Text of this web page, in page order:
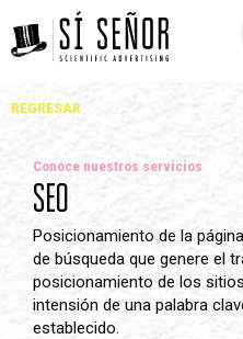
REGRESAR
Conoce nuestros servicios
SEO
Posicionamiento de la
de búsqueda que genere el
posicionamiento de los
intensión de una palabra
establecido.